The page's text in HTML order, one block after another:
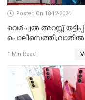
Posted On 18-12-2024
വെർച്വൽ അറസ്റ്റ്
പൊലീസെത്തി,വാതില്‍
ഡോക്ടർ
ഫോൺ വാങ്ങി;
നിർണായകമായത്
സംശയം
1 Min Read